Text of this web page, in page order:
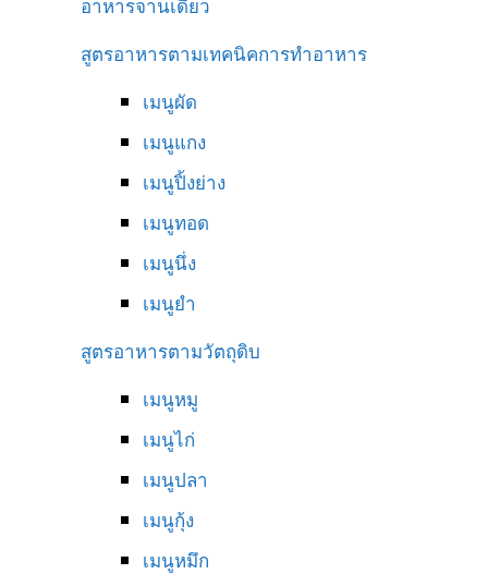
สูตรอาหารตามเทคนิคการทำอาหาร
เมนูผัด
เมนูแกง
เมนูปิ้งย่าง
เมนูทอด
เมนูนึ่ง
เมนูยำ
สูตรอาหารตามวัตถุดิบ
เมนูหมู
เมนูไก่
เมนูปลา
เมนูกุ้ง
เมนูหมึก